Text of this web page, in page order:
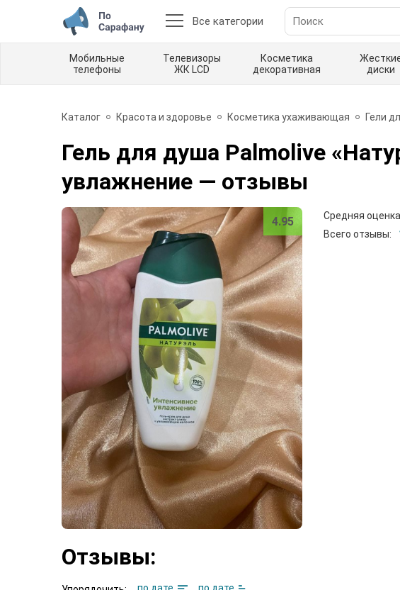
Все категории
Мобильные
телефоны
Телевизоры
ЖК LCD
Косметика
декоративная
диски
Каталог Красота и здоровье Косметика ухаживающая Гели
Гель для душа Palmolive
увлажнение — отзывы
4.95
Средняя
Всего отзывы:
Отзывы:
по дате по дате